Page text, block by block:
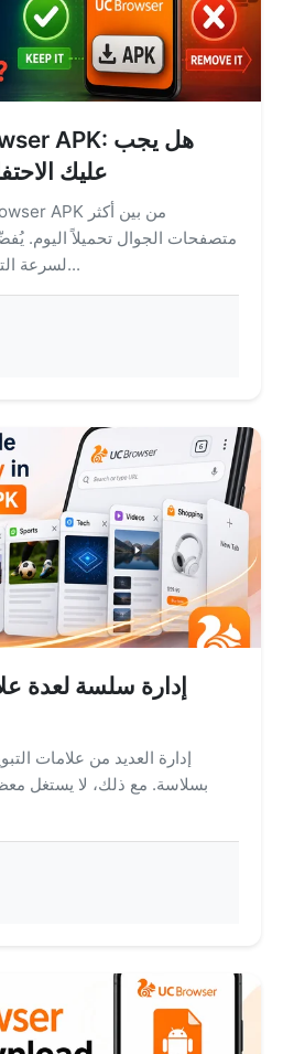
عليك
متصفحات الجوال تحميلاً اليوم.
لسرعة التحميل وسهولة استخد...
إدارة سلسة لعدة
بسلاسة. مع ذلك، لا يستغل